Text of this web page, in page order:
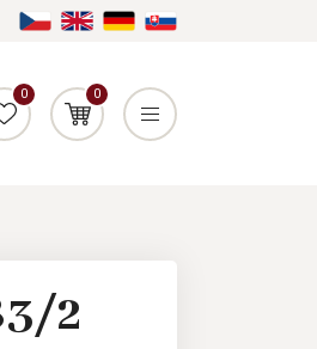
0 0
2